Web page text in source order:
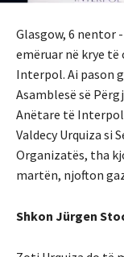
Glasgow, 6 nentor
emëruar në krye
Interpol. Ai pason
Asamblesë së
Anëtare të
Valdecy Urquiza si
Organizatës, tha
martën, njofton
Shkon Jürgen